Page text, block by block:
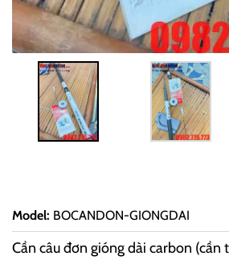
Model: BOCANDON-GIONGDAI
Cần câu đơn gióng dài carbon (cần